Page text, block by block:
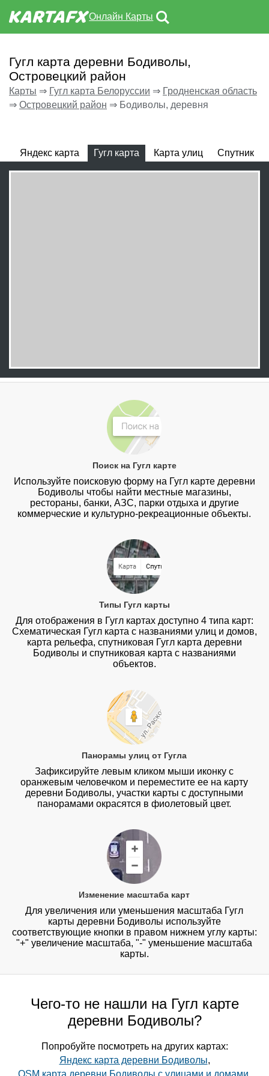
Онлайн Карты
Гугл карта деревни Бодиволы,
Островецкий район
Карты ⇒ Гугл карта Белоруссии ⇒ Гродненская область
⇒ Островецкий район ⇒ Бодиволы, деревня
Яндекс карта Гугл карта Карта улиц Спутник
Поиск на Гугл карте
Используйте поисковую форму на Гугл карте деревни
Бодиволы чтобы найти местные магазины,
рестораны, банки, АЗС, парки отдыха и другие
коммерческие и культурно-рекреационные объекты.
Типы Гугл карты
Для отображения в Гугл картах доступно 4 типа карт:
Схематическая Гугл карта с названиями улиц и домов,
карта рельефа, спутниковая Гугл карта деревни
Бодиволы и спутниковая карта с названиями
объектов.
Панорамы улиц от Гугла
Зафиксируйте левым кликом мыши иконку с
оранжевым человечком и переместите ее на карту
деревни Бодиволы, участки карты с доступными
панорамами окрасятся в фиолетовый цвет.
Изменение масштаба карт
Для увеличения или уменьшения масштаба Гугл
карты деревни Бодиволы используйте
соответствующие кнопки в правом нижнем углу карты:
"+" увеличение масштаба, "-" уменьшение масштаба
карты.
Чего-то не нашли на Гугл карте
деревни Бодиволы?
Попробуйте посмотреть на других картах:
Яндекс карта деревни Бодиволы,